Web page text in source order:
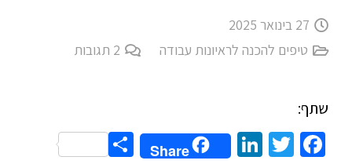
27 בינואר 2025
טיפים להכנה לראיונות עבודה
2 תגובות
שתף:
Facebook
Twitter
LinkedIn
Share
Share